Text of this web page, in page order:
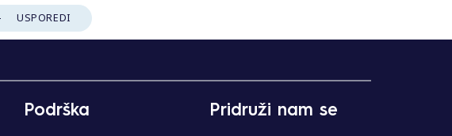
USPOREDI
Podrška Pridruži nam se